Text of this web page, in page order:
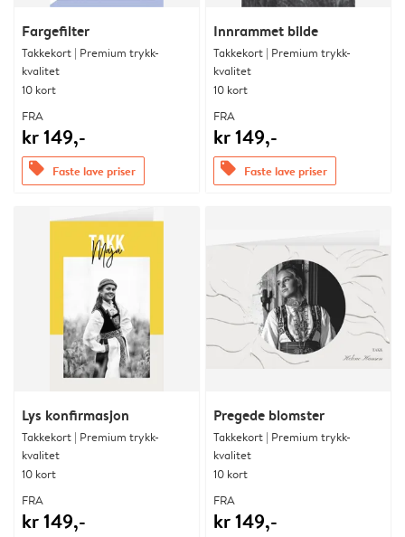
Fargefilter
Takkekort | Premium trykk-
kvalitet
10 kort
FRA
kr 149,-
offers Faste lave priser
Innrammet bilde
Takkekort | Premium trykk-
kvalitet
10 kort
FRA
kr 149,-
offers Faste lave priser
Lys konfirmasjon
Takkekort | Premium trykk-
kvalitet
10 kort
FRA
kr 149,-
Pregede blomster
Takkekort | Premium trykk-
kvalitet
10 kort
FRA
kr 149,-